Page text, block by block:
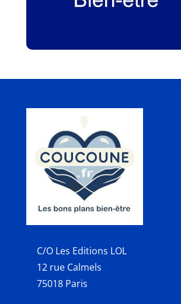
C/O Les Editions LOL
12 rue Calmels
75018 Paris